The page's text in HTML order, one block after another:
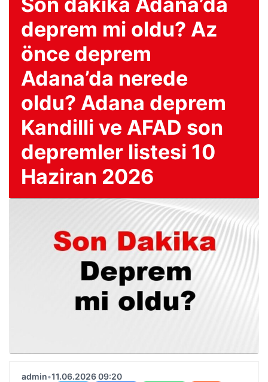
deprem mi oldu? Az
önce deprem
Adana’da nerede
oldu? Adana deprem
Kandilli ve AFAD son
depremler listesi 10
Haziran 2026
admin•11.06.2026 09:20